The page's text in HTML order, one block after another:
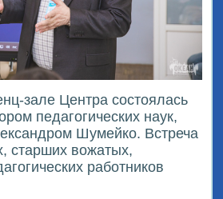
зале Центра состоялась
педагогических наук,
Шумейко. Встреча
старших вожатых,
работников